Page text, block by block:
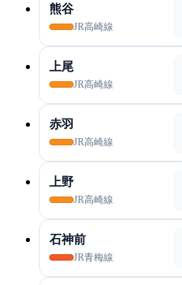
熊谷
JR高崎線
上尾
JR高崎線
赤羽
JR高崎線
上野
JR高崎線
石神前
JR青梅線